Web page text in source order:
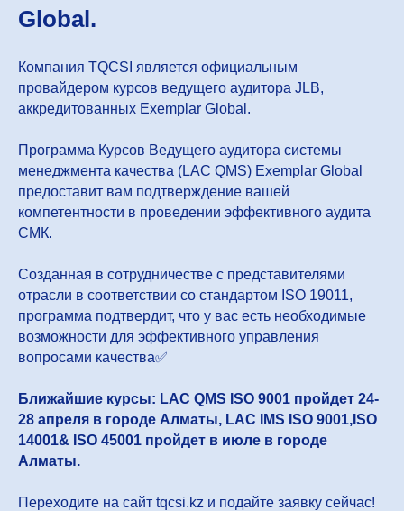
Global.
Компания TQCSI является официальным
провайдером курсов ведущего аудитора JLB,
аккредитованных Exemplar Global.
Программа Курсов Ведущего аудитора системы
менеджмента качества (LAC QMS) Exemplar Global
предоставит вам подтверждение вашей
компетентности в проведении эффективного аудита
СМК.
Созданная в сотрудничестве с представителями
отрасли в соответствии со стандартом ISO 19011,
программа подтвердит, что у вас есть необходимые
возможности для эффективного управления
вопросами качества✅
Ближайшие курсы: LAC QMS ISO 9001 пройдет 24-
28 апреля в городе Алматы, LAC IMS ISO 9001,ISO
14001& ISO 45001 пройдет в июле в городе
Алматы.
Переходите на сайт tqcsi.kz и подайте заявку сейчас!